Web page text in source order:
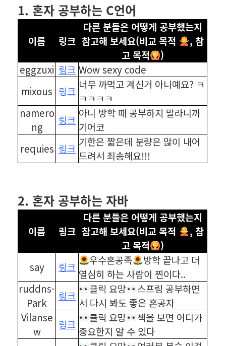
1. 혼자 공부하는 C언어
이름 링크
다른 분들은 어떻게 공부했는지
참고해 보세요(비교 목적
, 참
고 목적
)
eggzuxi 링크 Wow sexy code
mixous 링크
너무 까먹고 계신거 아니예요? ㅋ
ㅋㅋㅋㅋ
namero
ng
링크
아니 방학 때 공부하지 말라니까
기어코
requies 링크
기한은 짧은데 분량은 많이 내어
드려서 죄송해요!!!
2. 혼자 공부하는 자바
이름 링크
다른 분들은 어떻게 공부했는지
참고해 보세요(비교 목적
, 참
고 목적
)
say 링크
우수혼공족
방학 끝나고 더
열심히 하는 사람이 찐이다..
ruddns-
Park
링크
클릭 요망
스프링 공부하면
서 다시 봐도 좋은 혼공자
Vilanse
w
링크
클릭 요망
책을 보면 어디가
중요한지 알 수 있다